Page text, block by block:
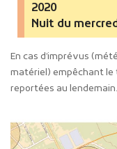
2020
Nuit du
En cas d’imprévus
matériel) empêchant
reportées au lendemain.